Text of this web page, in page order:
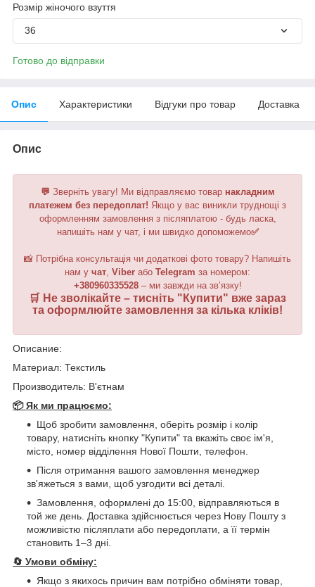
Розмір жіночого взуття
36
Готово до відправки
Опис Характеристики Відгуки про товар Доставка
Опис
💬 Зверніть увагу! Ми відправляємо товар накладним
платежем без передоплат! Якщо у вас виникли труднощі з
оформленням замовлення з післяплатою - будь ласка,
напишіть нам у чат, і ми швидко допоможемо✅
📸 Потрібна консультація чи додаткові фото товару? Напишіть
нам у чат Viber або Telegram за номером:
+380960335528– ми завжди на зв’язку!
🛒 Не зволікайте – тисніть " Купити" вже зараз
та оформлюйте замовлення за кілька кліків!
Описание:
Материал: Текстиль
Производитель: В'єтнам
📦 Як ми працюємо:
Щоб зробити замовлення, оберіть розмір і колір
товару, натисніть кнопку "Купити" та вкажіть своє ім'я,
місто, номер відділення Нової Пошти, телефон.
Після отримання вашого замовлення менеджер
зв'яжеться з вами, щоб узгодити всі деталі.
Замовлення, оформлені до 15:00, відправляються в
той же день. Доставка здійснюється через Нову Пошту з
можливістю післяплати або передоплати, а її термін
становить 1–3 дні.
🔄 Умови обміну:
Якщо з якихось причин вам потрібно обміняти товар,